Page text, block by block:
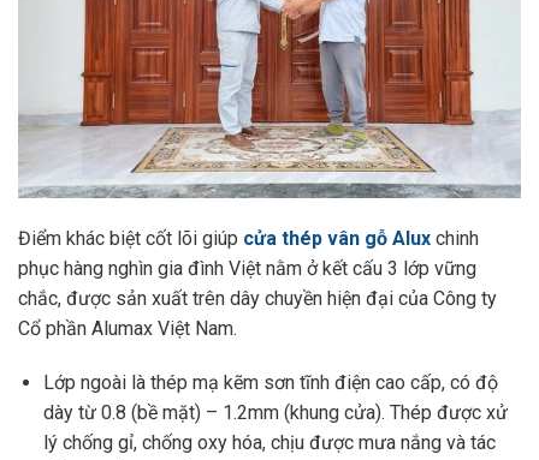
Điểm khác biệt cốt lõi giúp cửa thép vân gỗ Alux chinh
phục hàng nghìn gia đình Việt nằm ở kết cấu 3 lớp vững
chắc, được sản xuất trên dây chuyền hiện đại của Công ty
Cổ phần Alumax Việt Nam.
Lớp ngoài là thép mạ kẽm sơn tĩnh điện cao cấp, có độ
dày từ 0.8 (bề mặt) – 1.2mm (khung cửa). Thép được xử
lý chống gỉ, chống oxy hóa, chịu được mưa nắng và tác